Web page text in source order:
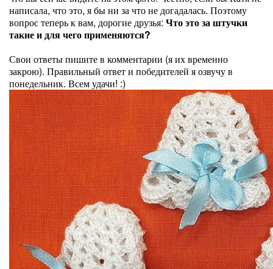
написала, что это, я бы ни за что не догадалась. Поэтому
вопрос теперь к вам, дорогие друзья: Что это за штучки
такие и для чего применяются?
Свои ответы пишите в комментарии (я их временно
закрою). Правильный ответ и победителей я озвучу в
понедельник. Всем удачи! :)